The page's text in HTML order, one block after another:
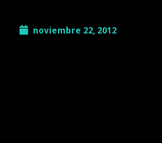
noviembre 22, 2012